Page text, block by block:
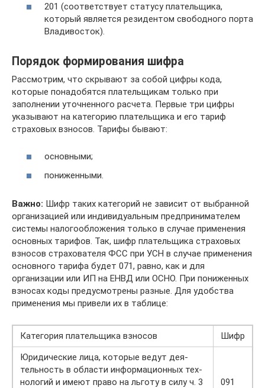
201 (соответствует статусу плательщика,
который является резидентом свободного порта
Владивосток).
Порядок формирования шифра
Рассмотрим, что скрывают за собой цифры кода,
которые понадобятся плательщикам только при
заполнении уточненного расчета. Первые три цифры
указывают на категорию плательщика и его тариф
страховых взносов. Тарифы бывают:
основными;
пониженными.
Важно: Шифр таких категорий не зависит от выбранной
организацией или индивидуальным предпринимателем
системы налогообложения только в случае применения
основных тарифов. Так, шифр плательщика страховых
взносов страхователя ФСС при УСН в случае применения
основного тарифа будет 071, равно, как и для
организации или ИП на ЕНВД или ОСНО. При пониженных
взносах коды предусмотрены разные. Для удобства
применения мы привели их в таблице:
Ка­те­го­рия пла­тель­щи­ка взно­сов
Шифр
Юридические лица, которые ведут де­я­
тель­ность в об­ла­сти ин­фор­ма­ци­он­ных тех­
но­ло­гий и имеют право на льготу в силу ч. 3
091